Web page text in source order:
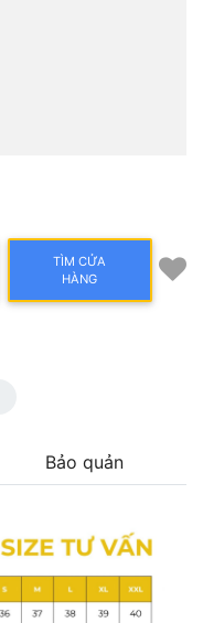
TÌM CỬA
HÀNG
Bảo quản